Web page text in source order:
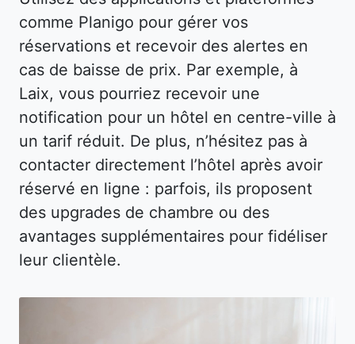
comme Planigo pour gérer vos
réservations et recevoir des alertes en
cas de baisse de prix. Par exemple, à
Laix, vous pourriez recevoir une
notification pour un hôtel en centre-ville à
un tarif réduit. De plus, n’hésitez pas à
contacter directement l’hôtel après avoir
réservé en ligne : parfois, ils proposent
des upgrades de chambre ou des
avantages supplémentaires pour fidéliser
leur clientèle.